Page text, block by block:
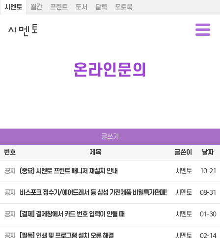
시멘토 월간 프린트 도서 달력 포토북
온라인문의
글쓰기
번호
제목 글쓴이 날짜
공지 (중요) 시멘토 프린트 매니저 재설치 안내 시멘토 10-21
공지 비스포크 정수기/에어드레서 등 삼성 가전제품 비밀특가판매! 시멘토 08-31
공지 [결제] 결제창에서 카드 번호 입력이 안될 때 시멘토 01-30
공지 [필독] 인쇄 및 프로그램 설치 오류 해결 시멘토 02-14